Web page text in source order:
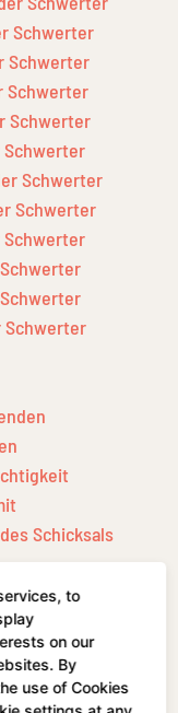
Schwerter
Schwerter
Schwerter
Schwerter
Schwerter
Schwerter
Schwerter
Schicksals
to
on our
By
use of Cookies